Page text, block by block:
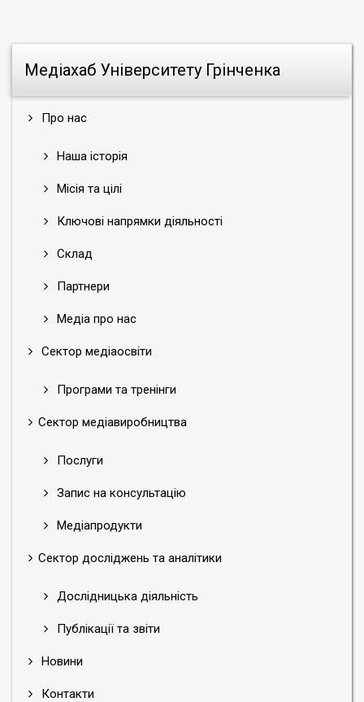
Медіахаб Університету Грінченка
Про нас
Наша історія
Місія та цілі
Ключові напрямки діяльності
Склад
Партнери
Медіа про нас
Сектор медіаосвіти
Програми та тренінги
Сектор медіавиробництва
Послуги
Запис на консультацію
Медіапродукти
Сектор досліджень та аналітики
Дослідницька діяльність
Публікації та звіти
Новини
Контакти